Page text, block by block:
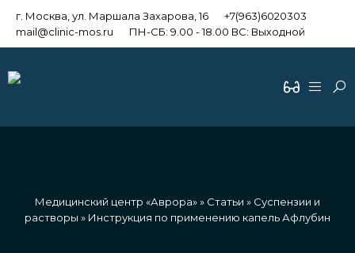
г. Москва, ул. Маршала Захарова, 16
+7(963)6020303
mail@clinic-mos.ru
ПН-СБ: 9.00 - 18.00 ВС: Выходной
Медицинский центр «Аврора»» Статьи » Суспензии и
растворы » Инструкция по применению капель Афлубин